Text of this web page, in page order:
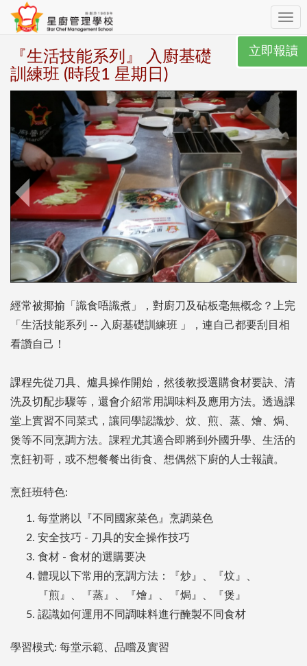
『生活技能系列』 入廚基礎
訓練班 (時段1 星期日)
立即報讀
經常被揶揄「識食唔識煮」，對廚刀及砧板毫無概念？上完
「生活技能系列 -- 入廚基礎訓練班 」，連自己都要刮目相
看讚自己！
課程先從刀具、爐具操作開始，然後教授選購食材要訣、清
洗及切配步驟等，還會介紹常用調味料及應用方法。透過課
堂上實習不同菜式，讓同學認識炒、炆、煎、蒸、燴、焗、
煲等不同烹調方法。課程尤其適合即將到外國升學、生活的
烹飪初哥，或不想餐餐出街食、想偶然下廚的人士報讀。
烹飪班特色:
每堂將以『不同國家菜色』烹調菜色
安全技巧 - 刀具的安全操作技巧
食材 - 食材的選購要决
體現以下常用的烹調方法：『炒』、『炆』、
『煎』、『蒸』、『燴』、『焗』、『煲』
認識如何運用不同調味料進行醃製不同食材
學習模式: 每堂示範、品嚐及實習